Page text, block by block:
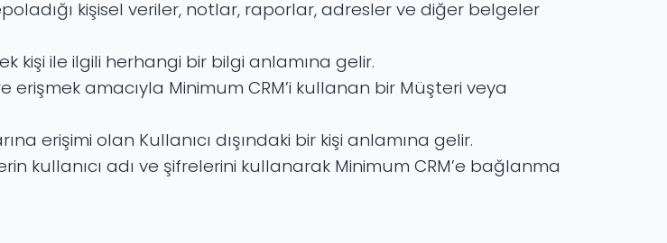
kişisel veriler, notlar, raporlar, adresler ve diğer belgeler
kişi ile ilgili herhangi bir bilgi anlamına gelir.
erişmek amacıyla Minimum CRM’i kullanan bir Müşteri veya
erişimi olan Kullanıcı dışındaki bir kişi anlamına gelir.
kullanıcı adı ve şifrelerini kullanarak Minimum CRM’e bağlanma